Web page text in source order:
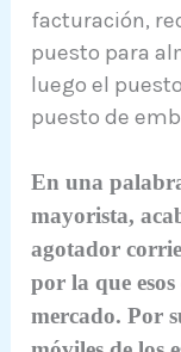
facturación,
puesto para
luego el
puesto de
En una pa
mayorista,
agotador
por la que esos
mercado. Por